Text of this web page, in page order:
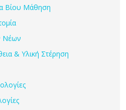
Βίου Μάθηση
Νέων
& Υλική Στέρηση